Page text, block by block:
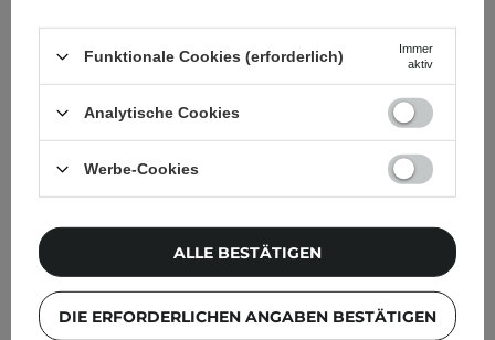
IM SONDERANGEBOT
Anwen - Happy Ends - Serum für den Schutz der
Funktionale Cookies (erforderlich)
Immer
aktiv
Analytische Cookies
Werbe-Cookies
DIE ERFORDERLICHEN ANGABEN BESTÄTIGEN
ALLE BESTÄTIGEN